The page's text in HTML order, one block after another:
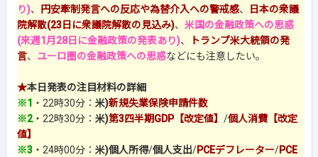
り)、 円安牽制発言への反応や為替介入への警戒感、
日本の衆議
院解散(23日に衆議院解散の見込み)、 米国の金融政策への思惑
(来週1月28日に金融政策の発表あり)、
トランプ米大統領の発
言、 ユーロ圏の金融政策への思惑などにも注意したい。
★本日発表の注目材料の詳細
※1 ・22時30分： 米)新規失業保険申請件数
※2・22時30分： 米)第3四半期GDP【改定値】 /個人消費【改定
値】
※3 ・24時00分： 米)個人所得/個人支出/PCEデフレーター/PCE